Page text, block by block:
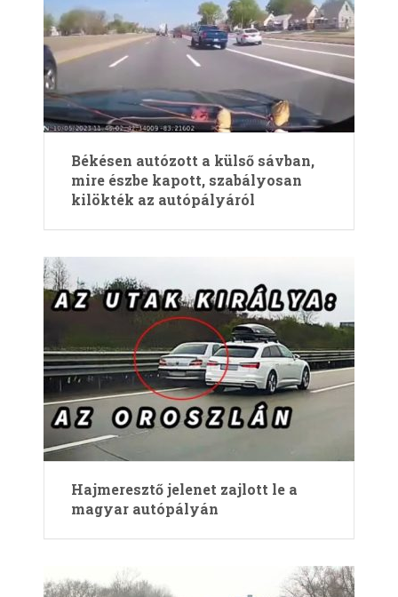
Békésen autózott a külső sávban,
mire észbe kapott, szabályosan
kilökték az autópályáról
Hajmeresztő jelenet zajlott le a
magyar autópályán